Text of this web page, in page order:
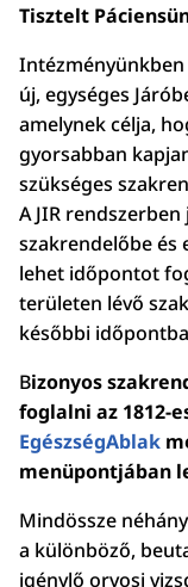
Tisztelt
új, egységes
amelynek célja,
gyorsabban
szükséges
AJIRrendszerben
szakrendelőbe és
lehet időpontot
területen lévő
későbbi
Bizonyos
foglalni az 1812-
EgészségAblak
menüpontjában
Mindössze
a különböző,
igénylő orvosi